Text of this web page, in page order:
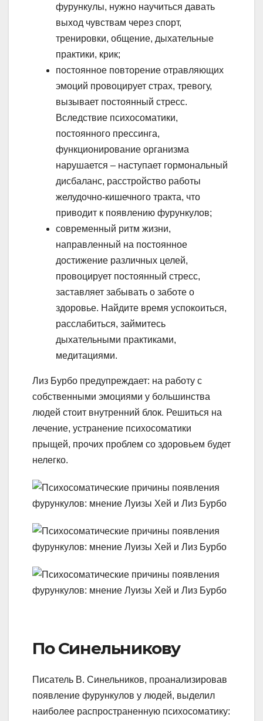
фурункулы, нужно научиться давать
выход чувствам через спорт,
тренировки, общение, дыхательные
практики, крик;
постоянное повторение отравляющих
эмоций провоцирует страх, тревогу,
вызывает постоянный стресс.
Вследствие психосоматики,
постоянного прессинга,
функционирование организма
нарушается – наступает гормональный
дисбаланс, расстройство работы
желудочно-кишечного тракта, что
приводит к появлению фурункулов;
современный ритм жизни,
направленный на постоянное
достижение различных целей,
провоцирует постоянный стресс,
заставляет забывать о заботе о
здоровье. Найдите время успокоиться,
расслабиться, займитесь
дыхательными практиками,
медитациями.
Лиз Бурбо предупреждает: на работу с
собственными эмоциями у большинства
людей стоит внутренний блок. Решиться на
лечение, устранение психосоматики
прыщей, прочих проблем со здоровьем будет
нелегко.
По Синельникову
Писатель В. Синельников, проанализировав
появление фурункулов у людей, выделил
наиболее распространенную психосоматику: